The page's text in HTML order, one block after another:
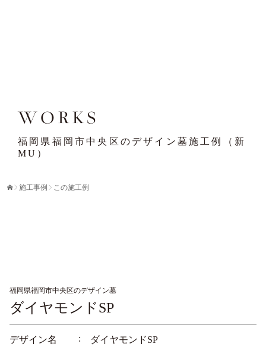
WORKS
福岡県福岡市中央区のデザイン墓施工例（新
MU）
施工事例 この施工例
福岡県福岡市中央区のデザイン墓
ダイヤモンドSP
デザイン名
ダイヤモンドSP